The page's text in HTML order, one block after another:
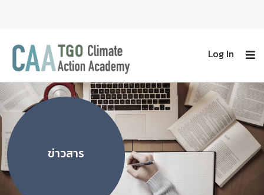
Log In